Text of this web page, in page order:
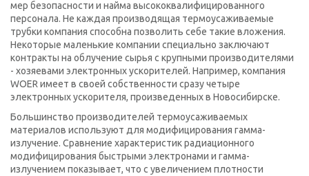
мер безопасности и найма высококвалифицированного
персонала. Не каждая производящая термоусаживаемые
трубки компания способна позволить себе такие вложения.
Некоторые маленькие компании специально заключают
контракты на облучение сырья с крупными производителями
- хозяевами электронных ускорителей. Например, компания
WOER имеет в своей собственности сразу четыре
электронных ускорителя, произведенных в Новосибирске.
Большинство производителей термоусаживаемых
материалов используют для модифицирования гамма-
излучение. Сравнение характеристик радиационного
модифицирования быстрыми электронами и гамма-
излучением показывает, что с увеличением плотности